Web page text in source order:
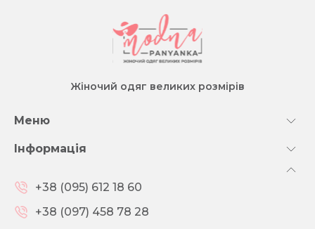
Жіночий одяг великих розмірів
Меню
Інформація
+38 (095) 612 18 60
+38 (097) 458 78 28